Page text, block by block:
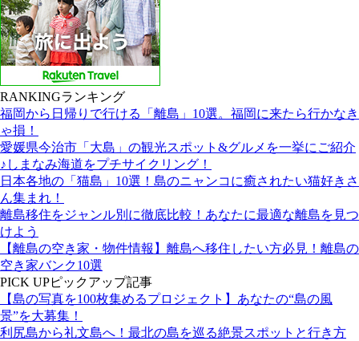
RANKINGランキング
福岡から日帰りで行ける「離島」10選。福岡に来たら行かなき
ゃ損！
愛媛県今治市「大島」の観光スポット&グルメを一挙にご紹介
♪しまなみ海道をプチサイクリング！
日本各地の「猫島」10選！島のニャンコに癒されたい猫好きさ
ん集まれ！
離島移住をジャンル別に徹底比較！あなたに最適な離島を見つ
けよう
【離島の空き家・物件情報】離島へ移住したい方必見！離島の
空き家バンク10選
PICK UPピックアップ記事
【島の写真を100枚集めるプロジェクト】あなたの“島の風
景”を大募集！
利尻島から礼文島へ！最北の島を巡る絶景スポットと行き方